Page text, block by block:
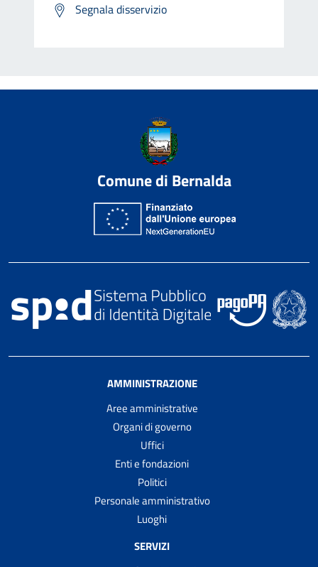
Segnala disservizio
Comune di Bernalda
AMMINISTRAZIONE
Aree amministrative
Organi di governo
Uffici
Enti e fondazioni
Politici
Personale amministrativo
Luoghi
SERVIZI